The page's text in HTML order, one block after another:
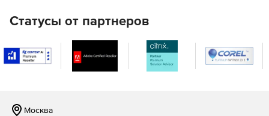
Организация защищенного удаленного доступа к сети
для мобильных сотрудников.
Защита беспроводных сегментов сетей.
Статусы от партнеров
Москва